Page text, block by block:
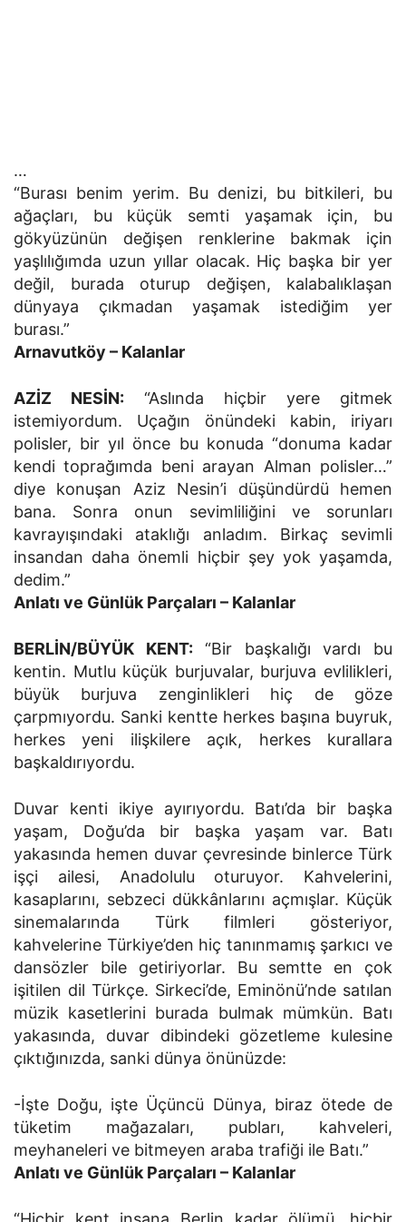
…
“Burası benim yerim. Bu denizi, bu bitkileri, bu
ağaçları, bu küçük semti yaşamak için, bu
gökyüzünün değişen renklerine bakmak için
yaşlılığımda uzun yıllar olacak. Hiç başka bir yer
değil, burada oturup değişen, kalabalıklaşan
dünyaya çıkmadan yaşamak istediğim yer
burası.”
Arnavutköy – Kalanlar
AZİZ NESİN: “Aslında hiçbir yere gitmek
istemiyordum. Uçağın önündeki kabin, iriyarı
polisler, bir yıl önce bu konuda “donuma kadar
kendi toprağımda beni arayan Alman polisler…”
diye konuşan Aziz Nesin’i düşündürdü hemen
bana. Sonra onun sevimliliğini ve sorunları
kavrayışındaki ataklığı anladım. Birkaç sevimli
insandan daha önemli hiçbir şey yok yaşamda,
dedim.”
Anlatı ve Günlük Parçaları – Kalanlar
BERLİN/BÜYÜK KENT: “Bir başkalığı vardı bu
kentin. Mutlu küçük burjuvalar, burjuva evlilikleri,
büyük burjuva zenginlikleri hiç de göze
çarpmıyordu. Sanki kentte herkes başına buyruk,
herkes yeni ilişkilere açık, herkes kurallara
başkaldırıyordu.
Duvar kenti ikiye ayırıyordu. Batı’da bir başka
yaşam, Doğu’da bir başka yaşam var. Batı
yakasında hemen duvar çevresinde binlerce Türk
işçi ailesi, Anadolulu oturuyor. Kahvelerini,
kasaplarını, sebzeci dükkânlarını açmışlar. Küçük
sinemalarında Türk filmleri gösteriyor,
kahvelerine Türkiye’den hiç tanınmamış şarkıcı ve
dansözler bile getiriyorlar. Bu semtte en çok
işitilen dil Türkçe. Sirkeci’de, Eminönü’nde satılan
müzik kasetlerini burada bulmak mümkün. Batı
yakasında, duvar dibindeki gözetleme kulesine
çıktığınızda, sanki dünya önünüzde:
-İşte Doğu, işte Üçüncü Dünya, biraz ötede de
tüketim mağazaları, pubları, kahveleri,
meyhaneleri ve bitmeyen araba trafiği ile Batı.”
Anlatı ve Günlük Parçaları – Kalanlar